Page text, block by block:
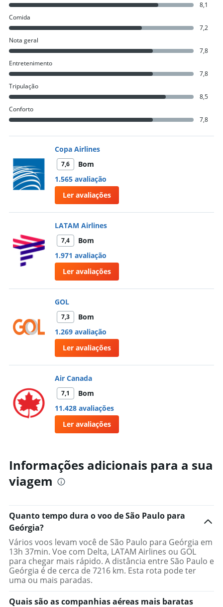
8,1
Comida
7,2
Nota geral
7,8
Entretenimento
7,8
Tripulação
8,5
Conforto
7,8
Copa Airlines
7,6
Bom
1.565 avaliação
Ler avaliações
LATAM Airlines
7,4
Bom
1.971 avaliação
Ler avaliações
GOL
7,3
Bom
1.269 avaliação
Ler avaliações
Air Canada
7,1
Bom
11.428 avaliações
Ler avaliações
Informações adicionais para a sua
viagem
Quanto tempo dura o voo de São Paulo para
Geórgia?
Vários voos levam você de São Paulo para Geórgia em
13h 37min. Voe com Delta, LATAM Airlines ou GOL
para chegar mais rápido. A distância entre São Paulo e
Geórgia é de cerca de 7216 km. Esta rota pode ter
uma ou mais paradas.
Quais são as companhias aéreas mais baratas